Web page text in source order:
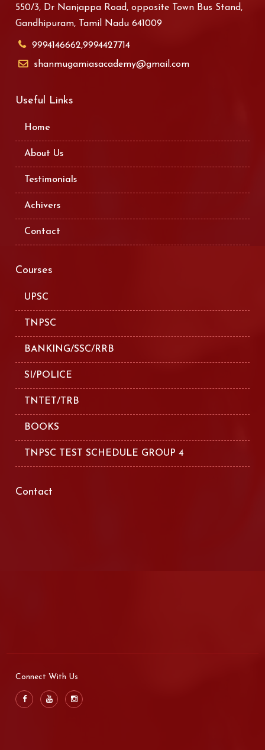
550/3, Dr Nanjappa Road, opposite Town Bus Stand,
Gandhipuram, Tamil Nadu 641009
9994146662,9994427714
shanmugamiasacademy@gmail.com
Useful Links
Home
About Us
Testimonials
Achivers
Contact
Courses
UPSC
TNPSC
BANKING/SSC/RRB
SI/POLICE
TNTET/TRB
BOOKS
TNPSC TEST SCHEDULE GROUP 4
Contact
Connect With Us